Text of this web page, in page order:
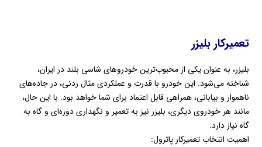
تعمیرکار بلیزر
بلیزر، به عنوان یکی از محبوب‌ترین خودروهای شاسی بلند در ایران،
شناخته می‌شود. این خودرو با قدرت و عملکردی مثال زدنی، در جاده‌های
ناهموار و بیابانی، همراهی قابل اعتماد برای شما خواهد بود. با این حال،
مانند هر خودروی دیگری، بلیزر نیز به تعمیر و نگهداری دوره‌ای و گاه به
گاه نیاز دارد.
اهمیت انتخاب تعمیرکار پاترول: